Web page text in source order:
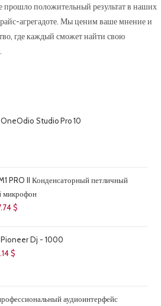
прошло положительный результат в наших
агрегадоте. Мы ценим ваше мнение и
где каждый сможет найти свою
Studio Pro 10
PRO II Конденсаторный петличный
микрофон
$.
$
17.74 $.Dj - 1000
$.
$
аудиоинтерфейс